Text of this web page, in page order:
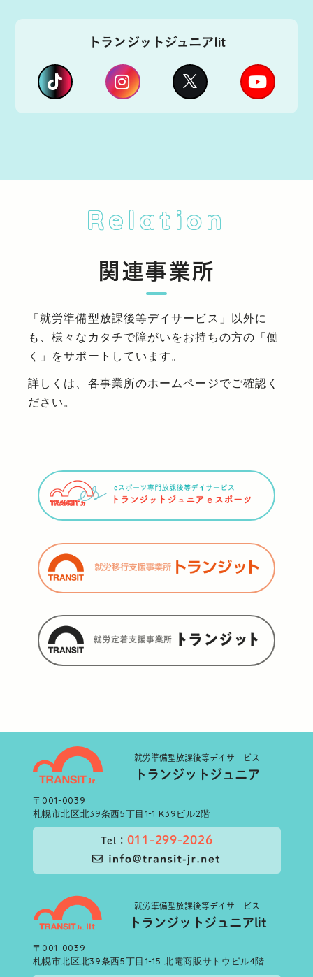
トランジットジュニアlit
Relation
関連事業所
「就労準備型放課後等デイサービス」以外に
も、様々なカタチで障がいをお持ちの方の「働
く」をサポートしています。
詳しくは、各事業所のホームページでご確認く
ださい。
就労準備型放課後等デイサービス
トランジットジュニア
〒001-0039
札幌市北区北39条西5丁目1-1 K39ビル2階
Tel： 011-299-2026
就労準備型放課後等デイサービス
トランジットジュニアlit
〒001-0039
札幌市北区北39条西5丁目1-15 北電商販サトウビル4階